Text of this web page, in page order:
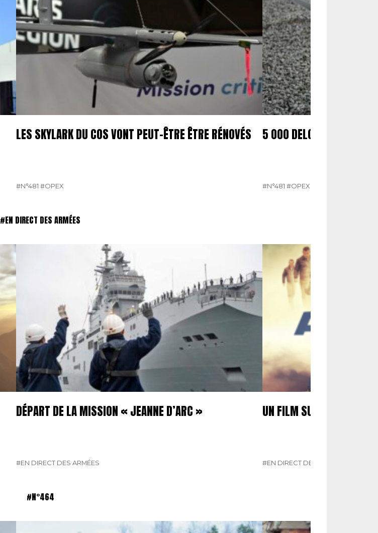
LES SKYLARK DU COS VONT PEUT-ÊTRE ÊTRE RÉNOVÉS
#N°481 #OPEX
5 000 DELCO
#N°481 #OPEX
#EN DIRECT DES ARMÉES
DÉPART DE LA MISSION « JEANNE D’ARC »
#EN DIRECT DES ARMÉES
UN FILM SUR LA PAF
#EN DIRECT DES ARMÉES
#N°464